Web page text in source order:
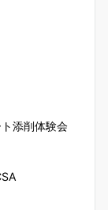
添削体験会